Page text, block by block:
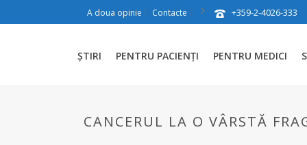
A doua opinie Contacte +359-2-4026-333
ȘTIRI PENTRU PACIENȚI PENTRU MEDICI
CANCERUL LA O VÂRSTĂ